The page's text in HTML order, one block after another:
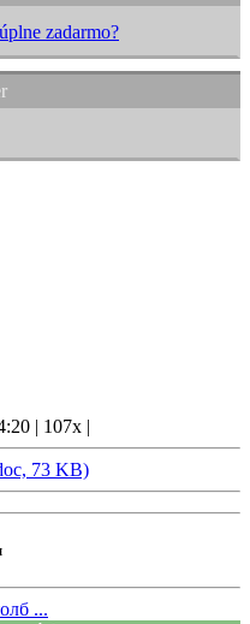
| 107x |
73 KB)
...